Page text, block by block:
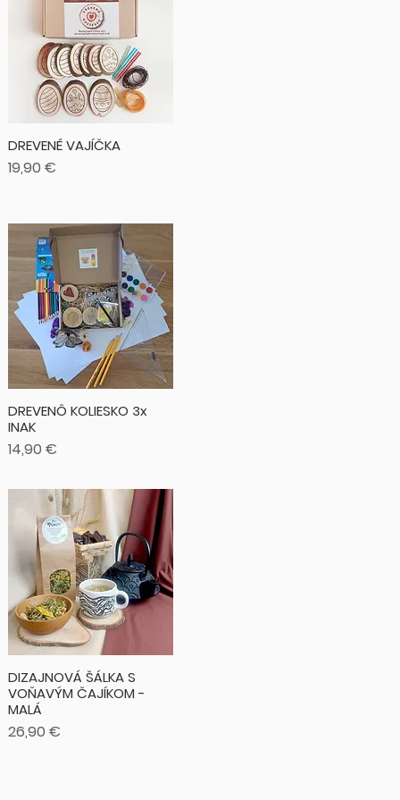
DREVENÉ VAJÍČKA
Cena
19,90 €
DREVENÔ KOLIESKO 3x
INAK
Cena
14,90 €
DIZAJNOVÁ ŠÁLKA S
VOŇAVÝM ČAJÍKOM -
MALÁ
Cena
26,90 €